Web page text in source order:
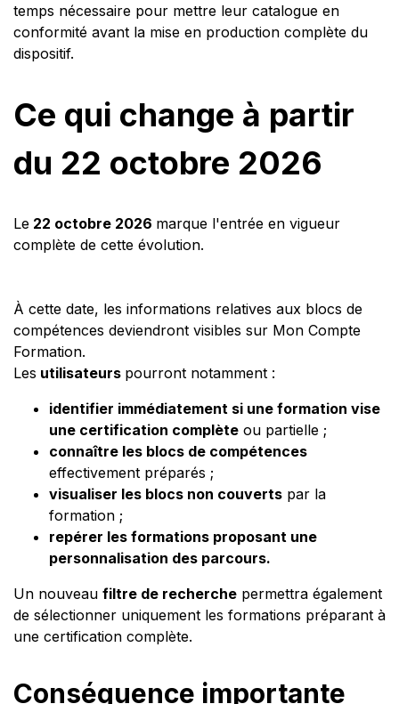
temps nécessaire pour mettre leur catalogue en
conformité avant la mise en production complète du
dispositif.
Ce qui change à partir
du 22 octobre 2026
Le 22 octobre 2026 marque l'entrée en vigueur
complète de cette évolution.
À cette date, les informations relatives aux blocs de
compétences deviendront visibles sur Mon Compte
Formation.
Les utilisateurs pourront notamment :
identifier immédiatement si une formation vise
une certification complète ou partielle ;
connaître les blocs de compétences
effectivement préparés ;
visualiser les blocs non couverts par la
formation ;
repérer les formations proposant une
personnalisation des parcours.
Un nouveau filtre de recherche permettra également
de sélectionner uniquement les formations préparant à
une certification complète.
Conséquence importante